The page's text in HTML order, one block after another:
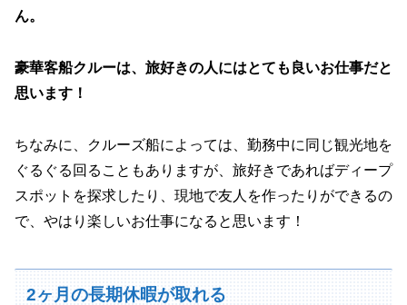
ん。
豪華客船クルーは、旅好きの人にはとても良いお仕事だと
思います！
ちなみに、クルーズ船によっては、勤務中に同じ観光地を
ぐるぐる回ることもありますが、旅好きであればディープ
スポットを探求したり、現地で友人を作ったりができるの
で、やはり楽しいお仕事になると思います！
2ヶ月の長期休暇が取れる